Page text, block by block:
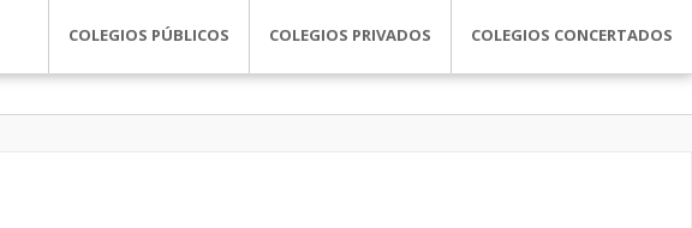
COLEGIOS PÚBLICOS COLEGIOS PRIVADOS COLEGIOS CONCERTADOS